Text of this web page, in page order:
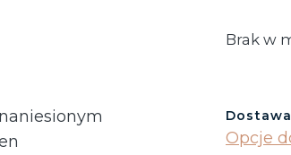
Brak w
Dostawa
Opcje